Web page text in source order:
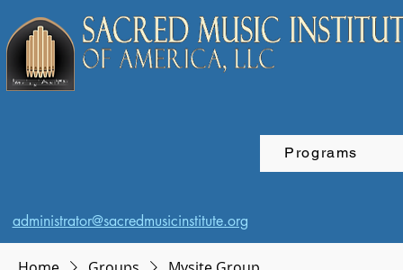
Programs
administrator@sacredmusicinstitute.org